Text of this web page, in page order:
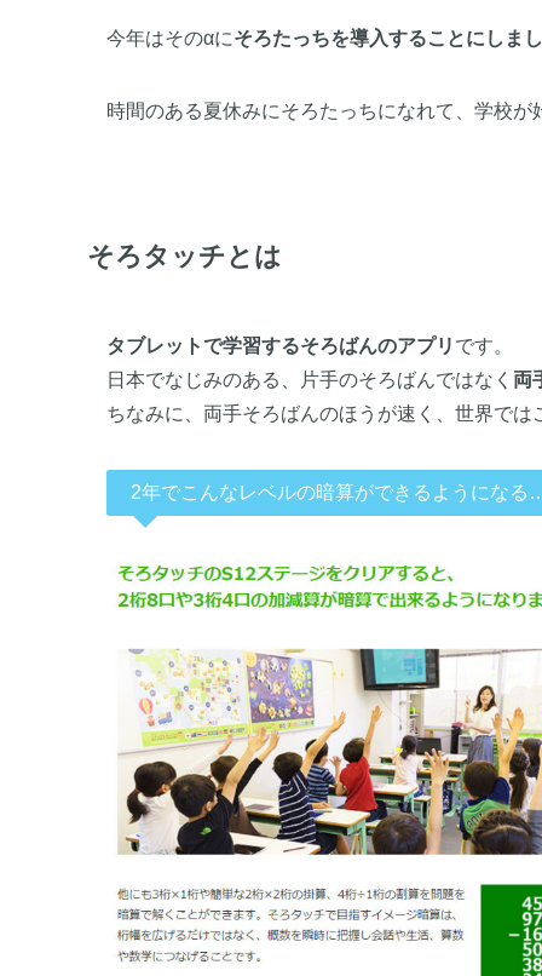
今年はそのαにそろたっちを導入することにしま
時間のある夏休みにそろたっちになれて、学校
そろタッチとは
タブレットで学習するそろばんのアプリ です。
日本でなじみのある、片手のそろばんではなく 両
ちなみに、両手そろばんのほうが速く、世界で
2年でこんなレベルの暗算ができるようになる